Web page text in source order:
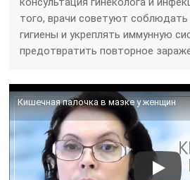
того, врачи советуют соблюдать
гигиены и укреплять иммунную
предотвратить повторное
Кишечная палочка в мазке у женщин